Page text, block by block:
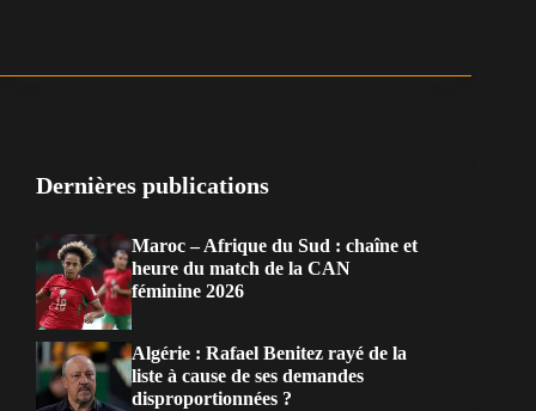
Dernières publications
Maroc – Afrique du Sud : chaîne et
heure du match de la CAN
féminine 2026
Algérie : Rafael Benitez rayé de la
liste à cause de ses demandes
disproportionnées ?